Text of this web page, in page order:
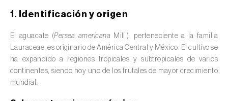
Gossypium spp.
Aliso ( Alnus glutinosa)
Almendro ( Prunus dulcis )
1. Identificación y origen
El aguacate (Persea americana
Mill.), perteneciente a la familia
Lauraceae, es originario de América Central y México. El cultivo se
ha expandido a regiones tropicales y subtropicales de varios
continentes, siendo hoy uno de los frutales de mayor crecimiento
mundial.